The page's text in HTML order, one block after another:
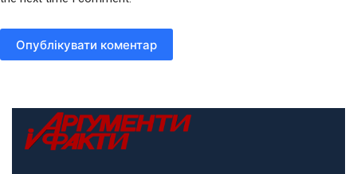
Опублікувати коментар